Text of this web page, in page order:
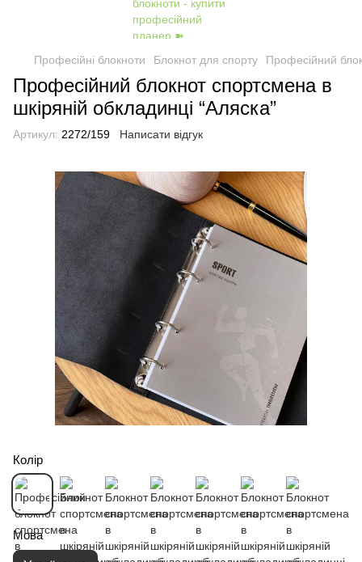
Професійні блокноти Блокнот для спорту Професійний
Професійний блокнот спортсмена в
шкіряній обкладинці “Аляска”
Артикул: 2272/159 Написати відгук
Колір
Мова